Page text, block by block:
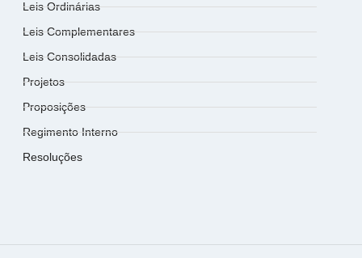
Leis Ordinárias
Leis Complementares
Leis Consolidadas
Projetos
Proposições
Regimento Interno
Resoluções